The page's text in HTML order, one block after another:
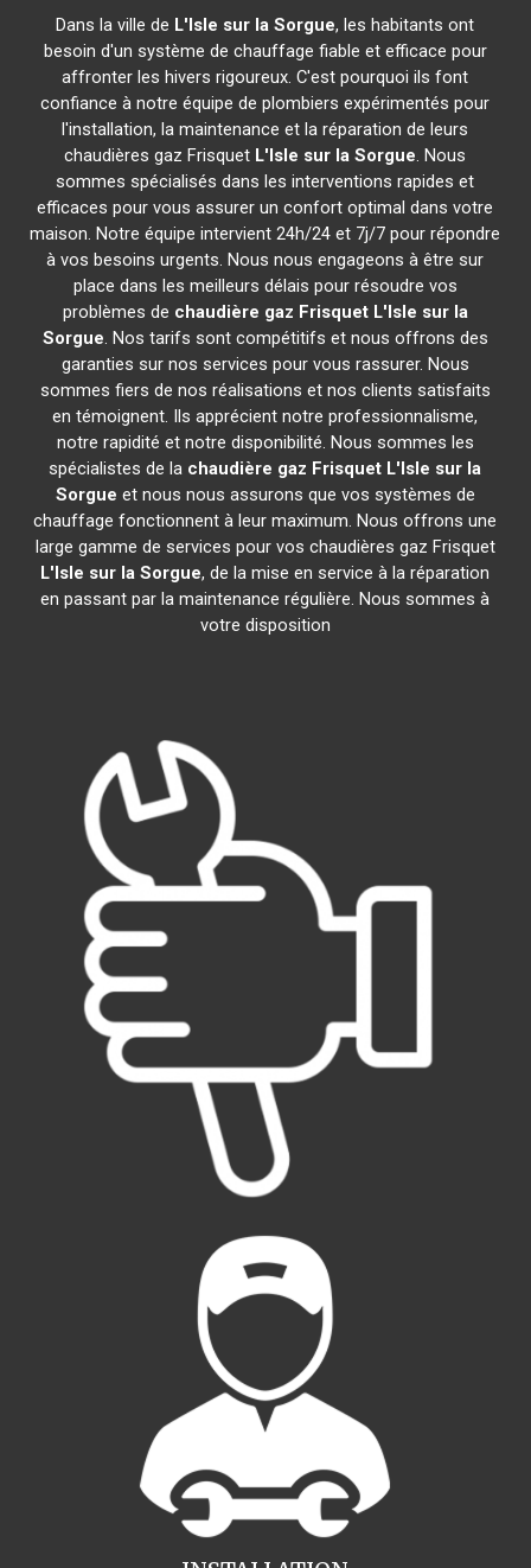
Dans la ville de L'Isle sur la Sorgue, les habitants ont
besoin d'un système de chauffage fiable et efficace pour
affronter les hivers rigoureux. C'est pourquoi ils font
confiance à notre équipe de plombiers expérimentés pour
l'installation, la maintenance et la réparation de leurs
chaudières gaz Frisquet L'Isle sur la Sorgue. Nous
sommes spécialisés dans les interventions rapides et
efficaces pour vous assurer un confort optimal dans votre
maison. Notre équipe intervient 24h/24 et 7j/7 pour répondre
à vos besoins urgents. Nous nous engageons à être sur
place dans les meilleurs délais pour résoudre vos
problèmes de chaudière gaz Frisquet L'Isle sur la
Sorgue. Nos tarifs sont compétitifs et nous offrons des
garanties sur nos services pour vous rassurer. Nous
sommes fiers de nos réalisations et nos clients satisfaits
en témoignent. Ils apprécient notre professionnalisme,
notre rapidité et notre disponibilité. Nous sommes les
spécialistes de la chaudière gaz Frisquet L'Isle sur la
Sorgue et nous nous assurons que vos systèmes de
chauffage fonctionnent à leur maximum. Nous offrons une
large gamme de services pour vos chaudières gaz Frisquet
L'Isle sur la Sorgue, de la mise en service à la réparation
en passant par la maintenance régulière. Nous sommes à
votre disposition